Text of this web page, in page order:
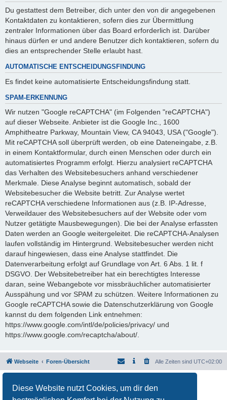
Diese Website nutzt Cookies, um dir den
Du gestattest dem Betreiber, dich unter den von dir angegebenen
Kontaktdaten zu kontaktieren, sofern dies zur Übermittlung
zentraler Informationen über das Board erforderlich ist. Darüber
hinaus dürfen er und andere Benutzer dich kontaktieren, sofern du
dies an entsprechender Stelle erlaubt hast.
AUTOMATISCHE ENTSCHEIDUNGSFINDUNG
Es findet keine automatisierte Entscheidungsfindung statt.
SPAM-ERKENNUNG
Wir nutzen "Google reCAPTCHA" (im Folgenden "reCAPTCHA")
auf dieser Webseite. Anbieter ist die Google Inc., 1600
Amphitheatre Parkway, Mountain View, CA 94043, USA ("Google").
Mit reCAPTCHA soll überprüft werden, ob eine Dateneingabe, z.B.
in einem Kontaktformular, durch einen Menschen oder durch ein
automatisiertes Programm erfolgt. Hierzu analysiert reCAPTCHA
das Verhalten des Websitebesuchers anhand verschiedener
Merkmale. Diese Analyse beginnt automatisch, sobald der
Websitebesucher die Website betritt. Zur Analyse wertet
reCAPTCHA verschiedene Informationen aus (z.B. IP-Adresse,
Verweildauer des Websitebesuchers auf der Website oder vom
Nutzer getätigte Mausbewegungen). Die bei der Analyse erfassten
Daten werden an Google weitergeleitet. Die reCAPTCHA-Analysen
laufen vollständig im Hintergrund. Websitebesucher werden nicht
darauf hingewiesen, dass eine Analyse stattfindet. Die
Datenverarbeitung erfolgt auf Grundlage von Art. 6 Abs. 1 lit. f
DSGVO. Der Websitebetreiber hat ein berechtigtes Interesse
daran, seine Webangebote vor missbräuchlicher automatisierter
Ausspähung und vor SPAM zu schützen. Weitere Informationen zu
Google reCAPTCHA sowie die Datenschutzerklärung von Google
kannst du dem folgenden Link entnehmen:
https://www.google.com/intl/de/policies/privacy/ und
https://www.google.com/recaptcha/about/.
Webseite Foren-Übersicht Alle Zeiten sind UTC+02:00
Deutsche Übersetzung durchphpBB.de
Datenschutz|Nutzungsbedingungen